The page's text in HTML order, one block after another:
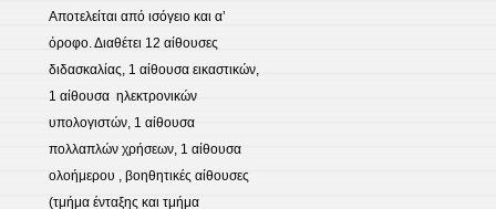
Αποτελείται από ισόγειο και α’
όροφο. Διαθέτει 12 αίθουσες
διδασκαλίας, 1 αίθουσα εικαστικών,
1 αίθουσα ηλεκτρονικών
υπολογιστών, 1 αίθουσα
πολλαπλών χρήσεων, 1 αίθουσα
ολοήμερου , βοηθητικές αίθουσες
(τμήμα ένταξης και τμήμα